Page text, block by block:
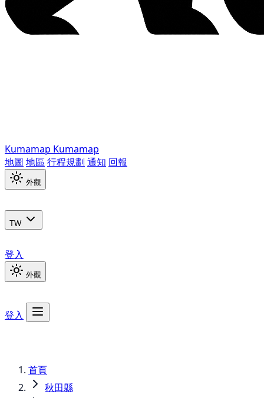
Kumamap Kumamap
地圖 地區 行程規劃 通知 回報
外觀
TW
登入
外觀
登入
首頁
秋田縣